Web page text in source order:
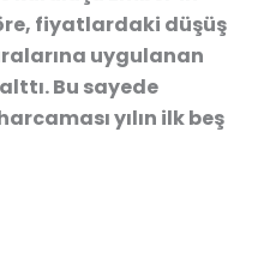
fiyatlardaki düşüş
uygulanan
Bu sayede
yılın ilk beş